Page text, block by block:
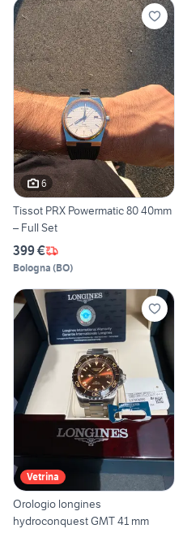
6
Tissot PRX Powermatic 80 40mm
– Full Set
399 €
Bologna (BO)
Vetrina
Orologio longines
hydroconquest GMT 41 mm